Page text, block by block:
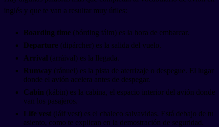
inglés y que te van a resultar muy útiles:
Boarding time (bórding táim) es la hora de embarcar.
Departure (dipárcher) es la salida del vuelo.
Arrival (arráival) es la llegada.
Runway (ránuei) es la pista de aterrizaje o despegue. El lugar
donde el avión acelera antes de despegar.
Cabin (kábin) es la cabina, el espacio interior del avión donde
van los pasajeros.
Life vest (láif vest) es el chaleco salvavidas. Está debajo de tu
asiento, como te explican en la demostración de seguridad.